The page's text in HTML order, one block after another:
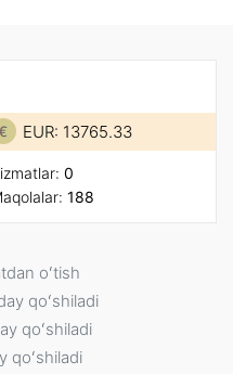
EUR: 13765.33
0
188
oʻtish
qoʻshiladi
qoʻshiladi
qoʻshiladi